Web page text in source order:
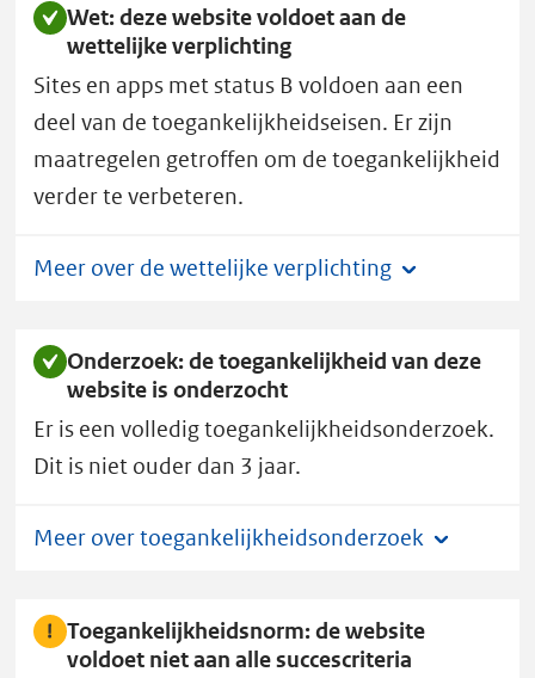
heeft
toegankelijkheidsstatus
B.
Wet: deze website voldoet aan de
wettelijke verplichting
Sites en apps met status B voldoen aan een
deel van de toegankelijkheidseisen. Er zijn
maatregelen getroffen om de toegankelijkheid
verder te verbeteren.
Meer over de wettelijke verplichting
Onderzoek: de toegankelijkheid van deze
website is onderzocht
Er is een volledig toegankelijkheidsonderzoek.
Dit is niet ouder dan 3 jaar.
Meer over toegankelijkheidsonderzoek
Toegankelijkheidsnorm: de website
voldoet niet aan alle succescriteria